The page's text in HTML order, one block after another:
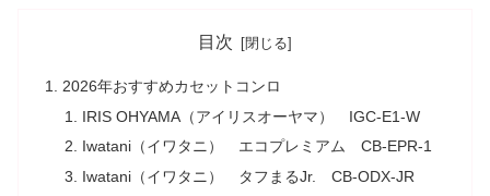
目次
2026年おすすめカセットコンロ
IRIS OHYAMA（アイリスオーヤマ） IGC-E1-W
Iwatani（イワタニ） エコプレミアム CB-EPR-1
Iwatani（イワタニ） タフまるJr. CB-ODX-JR